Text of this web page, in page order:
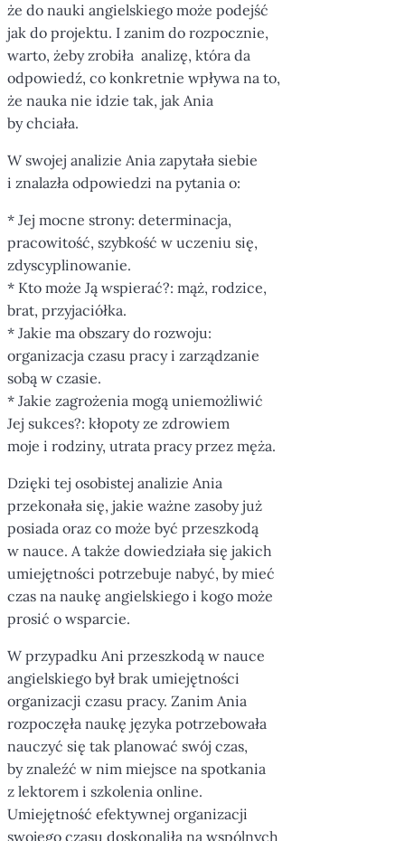
że do nauki angielskiego może podejść
jak do projektu. I zanim do rozpocznie,
warto, żeby zrobiła analizę, która da
odpowiedź, co konkretnie wpływa na to,
że nauka nie idzie tak, jak Ania
by chciała.
W swojej analizie Ania zapytała siebie
i znalazła odpowiedzi na pytania o:
* Jej mocne strony: determinacja,
pracowitość, szybkość w uczeniu się,
zdyscyplinowanie.
* Kto może Ją wspierać?: mąż, rodzice,
brat, przyjaciółka.
* Jakie ma obszary do rozwoju:
organizacja czasu pracy i zarządzanie
sobą w czasie.
* Jakie zagrożenia mogą uniemożliwić
Jej sukces?: kłopoty ze zdrowiem
moje i rodziny, utrata pracy przez męża.
Dzięki tej osobistej analizie Ania
przekonała się, jakie ważne zasoby już
posiada oraz co może być przeszkodą
w nauce. A także dowiedziała się jakich
umiejętności potrzebuje nabyć, by mieć
czas na naukę angielskiego i kogo może
prosić o wsparcie.
W przypadku Ani przeszkodą w nauce
angielskiego był brak umiejętności
organizacji czasu pracy. Zanim Ania
rozpoczęła naukę języka potrzebowała
nauczyć się tak planować swój czas,
by znaleźć w nim miejsce na spotkania
z lektorem i szkolenia online.
Umiejętność efektywnej organizacji
swojego czasu doskonaliła na wspólnych